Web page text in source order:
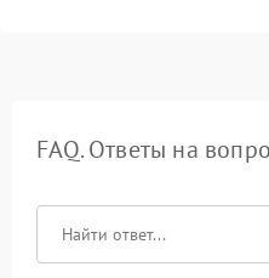
FAQ. Ответы на